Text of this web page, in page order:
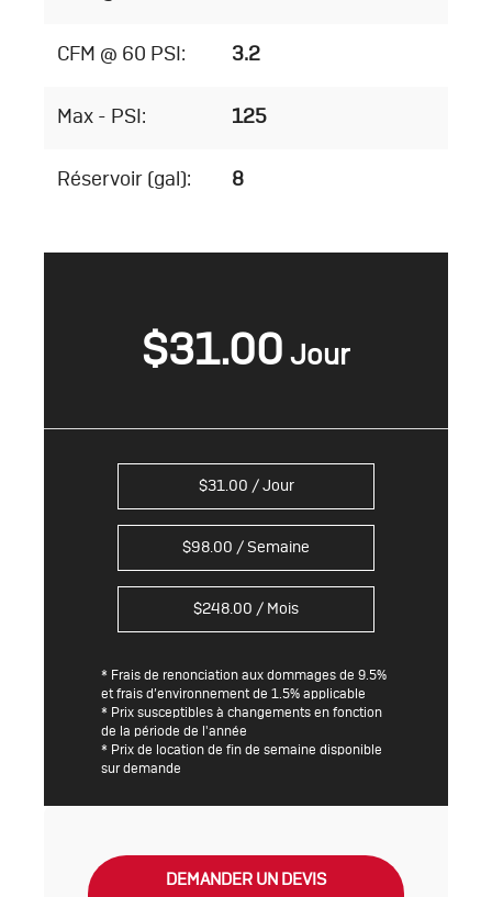
CFM @ 60 PSI: 3.2
Max - PSI: 125
Réservoir (gal): 8
$31.00
$31.00 / Jour
$98.00 / Semaine
$248.00 / Mois
* Frais de renonciation aux dommages de 9.5%
et frais d’environnement de 1.5% applicable
* Prix susceptibles à changements en fonction
de la période de l'année
* Prix de location de fin de semaine disponible
sur demande
DEMANDER UN DEVIS